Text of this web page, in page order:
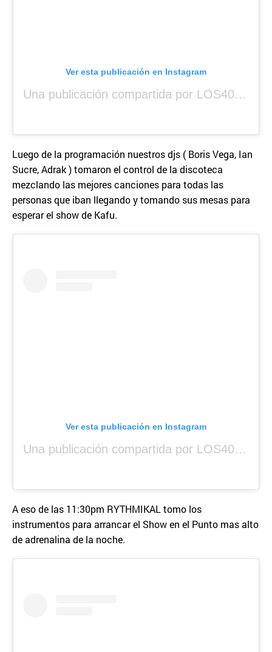
Ver esta publicación en Instagram
Una publicación compartida por LOS40 Panamá (@los40panama)
Luego de la programación nuestros djs ( Boris Vega, Ian
Sucre, Adrak ) tomaron el control de la discoteca
mezclando las mejores canciones para todas las
personas que iban llegando y tomando sus mesas para
esperar el show de Kafu.
Ver esta publicación en Instagram
Una publicación compartida por LOS40 Panamá (@los40panama)
A eso de las 11:30pm RYTHMIKAL tomo los
instrumentos para arrancar el Show en el Punto mas alto
de adrenalina de la noche.